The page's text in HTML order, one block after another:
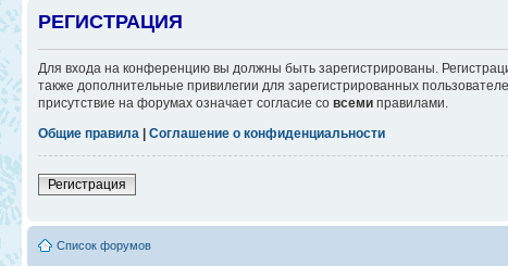
РЕГИСТРАЦИЯ
Для входа на конференцию вы должны быть зарегистрированы.
также дополнительные привилегии для зарегистрированных
присутствие на форумах означает согласие со всеми правилами.
Общие правила | Соглашение о конфиденциальности
Регистрация
Список форумов